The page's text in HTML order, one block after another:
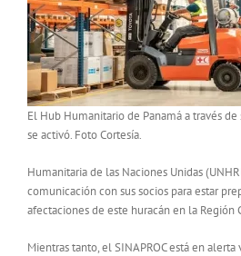
El Hub Humanitario de Panamá a través de
se activó. Foto Cortesía.
Humanitaria de las Naciones Unidas
comunicación con sus socios para estar
afectaciones de este huracán en la Región
Mientras tanto, el SINAPROC está en